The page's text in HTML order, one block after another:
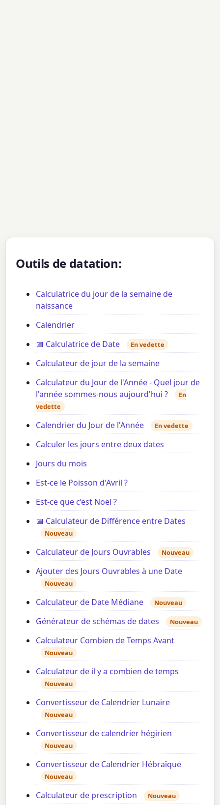
Outils de datation:
Calculatrice du jour de la semaine de
naissance
Calendrier
📅 Calculatrice de Date
En vedette
Calculateur de jour de la semaine
Calculateur du Jour de l'Année - Quel jour de
l'année sommes-nous aujourd'hui ?
En
vedette
Calendrier du Jour de l'Année En vedette
Calculer les jours entre deux dates
Jours du mois
Est-ce le Poisson d'Avril ?
Est-ce que c’est Noël ?
📅 Calculateur de Différence entre Dates
Nouveau
Calculateur de Jours Ouvrables Nouveau
Ajouter des Jours Ouvrables à une Date
Nouveau
Calculateur de Date Médiane Nouveau
Générateur de schémas de dates Nouveau
Calculateur Combien de Temps Avant
Nouveau
Calculateur de il y a combien de temps
Nouveau
Convertisseur de Calendrier Lunaire
Nouveau
Convertisseur de calendrier hégirien
Nouveau
Convertisseur de Calendrier Hébraïque
Nouveau
Calculateur de prescription Nouveau